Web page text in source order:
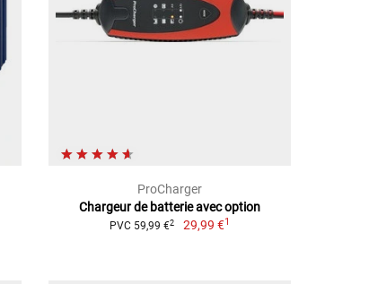
ProCharger
Chargeur de batterie avec option
PVC 59,99 €2 29,99 €1